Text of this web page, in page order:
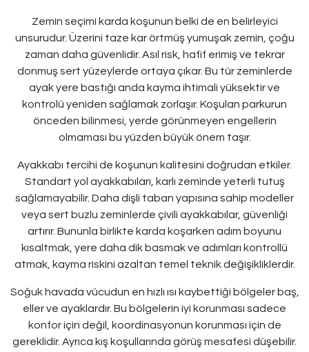
Zemin seçimi karda koşunun belki de en belirleyici
unsurudur. Üzerini taze kar örtmüş yumuşak zemin, çoğu
zaman daha güvenlidir. Asıl risk, hafif erimiş ve tekrar
donmuş sert yüzeylerde ortaya çıkar. Bu tür zeminlerde
ayak yere bastığı anda kayma ihtimali yüksektir ve
kontrolü yeniden sağlamak zorlaşır. Koşulan parkurun
önceden bilinmesi, yerde görünmeyen engellerin
olmaması bu yüzden büyük önem taşır.
Ayakkabı tercihi de koşunun kalitesini doğrudan etkiler.
Standart yol ayakkabıları, karlı zeminde yeterli tutuş
sağlamayabilir. Daha dişli taban yapısına sahip modeller
veya sert buzlu zeminlerde çivili ayakkabılar, güvenliği
artırır. Bununla birlikte karda koşarken adım boyunu
kısaltmak, yere daha dik basmak ve adımları kontrollü
atmak, kayma riskini azaltan temel teknik değişikliklerdir.
Soğuk havada vücudun en hızlı ısı kaybettiği bölgeler baş,
eller ve ayaklardır. Bu bölgelerin iyi korunması sadece
konfor için değil, koordinasyonun korunması için de
gereklidir. Ayrıca kış koşullarında görüş mesafesi düşebilir.